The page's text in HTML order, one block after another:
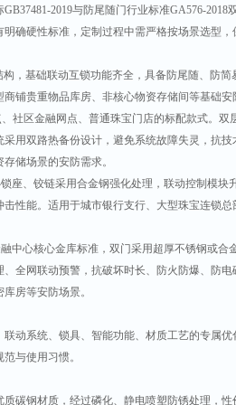
GB37481-2019与防尾随门行业标准GA576-2018
确硬性标准，定制过程中需严格按场景选型，
，基础联动互锁功能齐全，具备防尾随、防简
铺贵重物品库房、非核心物资存储间等基础安
社区金融网点、普通珠宝门店的标配款式。双
用双路热备份设计，避免系统故障失灵，抗
储场景的安防需求。
座、铰链采用合金钢强化处理，联动控制模块
性能。适用于城市银行支行、大型珠宝连锁总
中心核心金库标准，双门采用超厚不锈钢或合
全网联动预警，抗破坏时长、防火防爆、防
房等安防场景。
动系统、锁具、智能功能、材质工艺的专属
与使用习惯。
碳钢材质，经过磷化、静电喷塑防锈处理，性